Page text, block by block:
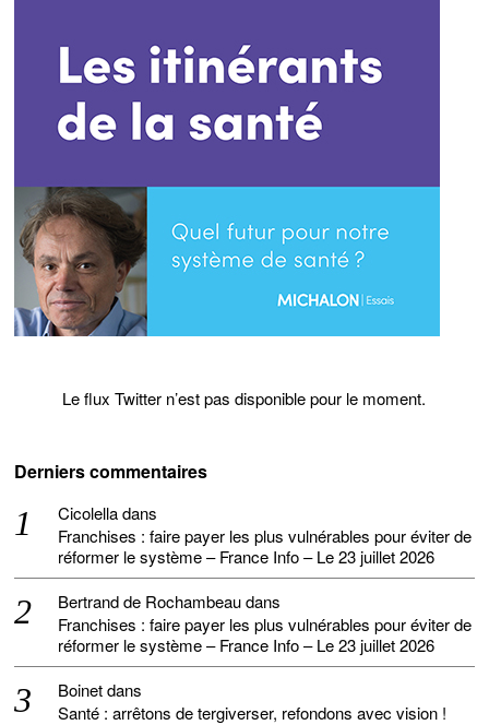
Le flux Twitter n’est pas disponible pour le moment.
Derniers commentaires
Cicolelladans
Franchises : faire payer les plus vulnérables pour éviter de
réformer le système – France Info – Le 23 juillet 2026
Bertrand de Rochambeaudans
Franchises : faire payer les plus vulnérables pour éviter de
réformer le système – France Info – Le 23 juillet 2026
Boinetdans
Santé : arrêtons de tergiverser, refondons avec vision !